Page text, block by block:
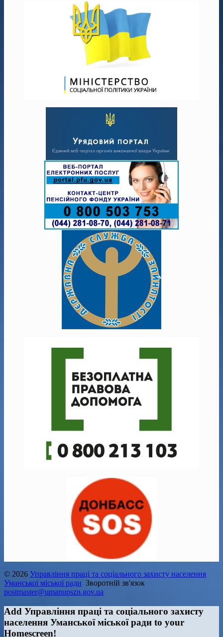
© 2026 Управління праці та соціального захисту населення
Уманської міської ради Зворотній зв'язок
postmaster@umanupszn.gov.ua
Add Управління праці та соціального захисту
населення Уманської міської ради to your
Homescreen!